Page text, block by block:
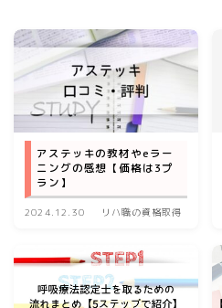
リハ職の自己学習
ワークスタイル
ライフスタイル
医療者向けおすすめサイト
お問い合わせ
アステッキの教材やeラー
ニングの感想【価格は3プ
ラン】
2024.12.30 リハ職の資格取得